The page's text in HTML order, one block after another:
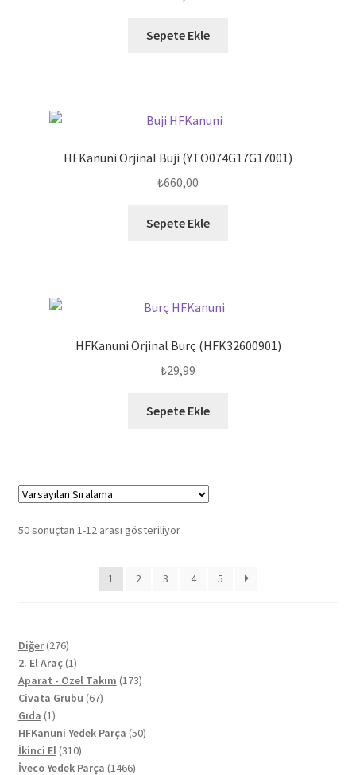
Sepete Ekle
HFKanuni Orjinal Buji (YTO074G17G17001)
₺660,00
Sepete Ekle
HFKanuni Orjinal Burç (HFK32600901)
₺29,99
Sepete Ekle
50 sonuçtan 1-12 arası gösteriliyor
1 2 3 4 5
Diğer 276276
ürün
2. El Araç 11
ürün
Aparat - Özel Takım 173173
Civata Grubu 6767
Gıda 11
ürün
HFKanuni Yedek Parça 5050
İkinci El 310310
ürün
İveco Yedek Parça 14661466